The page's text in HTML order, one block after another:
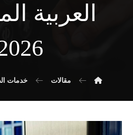
العربية
مقالات خدمات